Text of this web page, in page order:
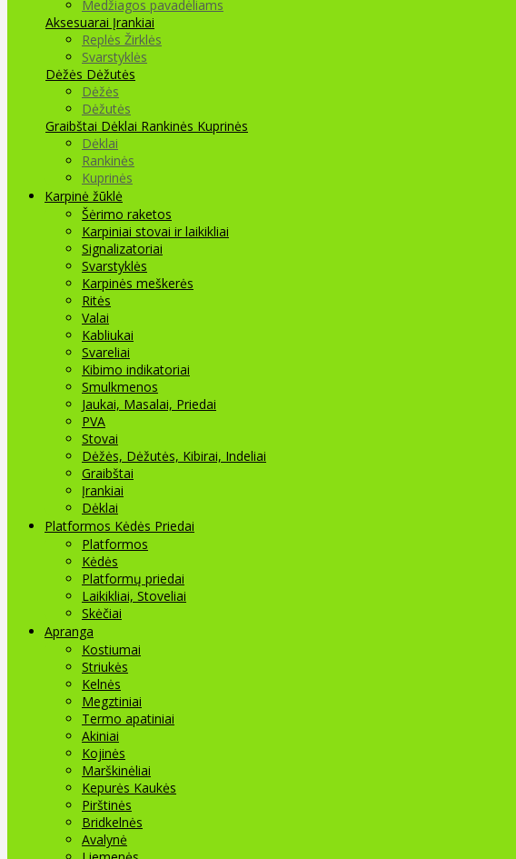
Medžiagos pavadėliams
Aksesuarai Įrankiai
Replės Žirklės
Svarstyklės
Dėžės Dėžutės
Dėžės
Dėžutės
Graibštai Dėklai Rankinės Kuprinės
Dėklai
Rankinės
Kuprinės
Karpinė žūklė
Šėrimo raketos
Karpiniai stovai ir laikikliai
Signalizatoriai
Svarstyklės
Karpinės meškerės
Ritės
Valai
Kabliukai
Svareliai
Kibimo indikatoriai
Smulkmenos
Jaukai, Masalai, Priedai
PVA
Stovai
Dėžės, Dėžutės, Kibirai, Indeliai
Graibštai
Įrankiai
Dėklai
Platformos Kėdės Priedai
Platformos
Kėdės
Platformų priedai
Laikikliai, Stoveliai
Skėčiai
Apranga
Kostiumai
Striukės
Kelnės
Megztiniai
Termo apatiniai
Akiniai
Kojinės
Marškinėliai
Kepurės Kaukės
Pirštinės
Bridkelnės
Avalynė